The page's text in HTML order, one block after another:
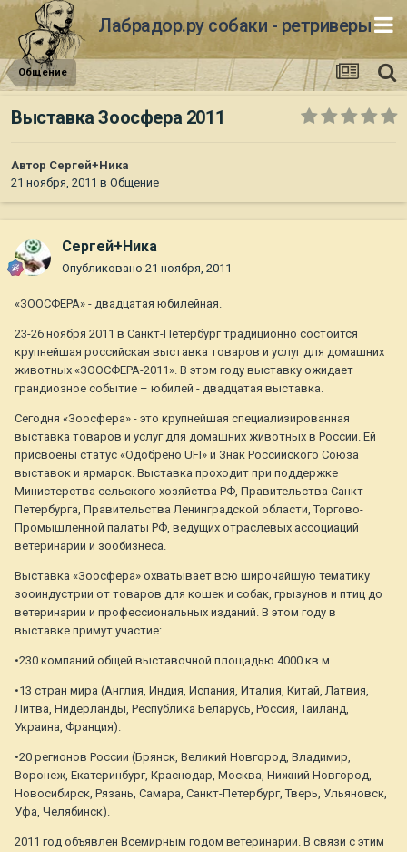
Лабрадор.ру собаки - ретриверы
Общение
Выставка Зоосфера 2011
Автор Сергей+Ника
21 ноября, 2011 в Общение
Сергей+Ника
Опубликовано 21 ноября, 2011
«ЗООСФЕРА» - двадцатая юбилейная.
23-26 ноября 2011 в Санкт-Петербург традиционно состоится
крупнейшая российская выставка товаров и услуг для домашних
животных «ЗООСФЕРА-2011». В этом году выставку ожидает
грандиозное событие – юбилей - двадцатая выставка.
Сегодня «Зоосфера» - это крупнейшая специализированная
выставка товаров и услуг для домашних животных в России. Ей
присвоены статус «Одобрено UFI» и Знак Российского Союза
выставок и ярмарок. Выставка проходит при поддержке
Министерства сельского хозяйства РФ, Правительства Санкт-
Петербурга, Правительства Ленинградской области, Торгово-
Промышленной палаты РФ, ведущих отраслевых ассоциаций
ветеринарии и зообизнеса.
Выставка «Зоосфера» охватывает всю широчайшую тематику
зооиндустрии от товаров для кошек и собак, грызунов и птиц до
ветеринарии и профессиональных изданий. В этом году в
выставке примут участие:
•230 компаний общей выставочной площадью 4000 кв.м.
•13 стран мира (Англия, Индия, Испания, Италия, Китай, Латвия,
Литва, Нидерланды, Республика Беларусь, Россия, Таиланд,
Украина, Франция).
•20 регионов России (Брянск, Великий Новгород, Владимир,
Воронеж, Екатеринбург, Краснодар, Москва, Нижний Новгород,
Новосибирск, Рязань, Самара, Санкт-Петербург, Тверь, Ульяновск,
Уфа, Челябинск).
2011 год объявлен Всемирным годом ветеринарии. В связи с этим